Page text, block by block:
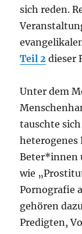
sich reden.
Teil 2 dieser
Unter dem
tauschte
heterogenes
Beter*innen
wie
Pornografie
gehören
Predigten,